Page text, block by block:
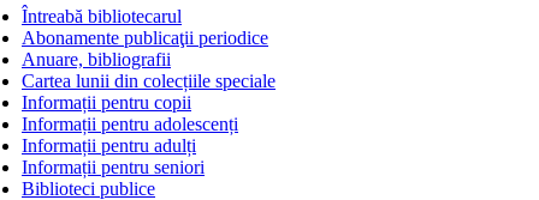
Întreabă bibliotecarul
Abonamente publicaţii periodice
Anuare, bibliografii
Cartea lunii din colecțiile speciale
Informații pentru copii
Informații pentru adolescenți
Informații pentru adulți
Informații pentru seniori
Biblioteci publice